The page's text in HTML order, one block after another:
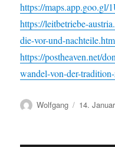
https://
https://leitbetriebe-
die-vor-und-
https://postheaven.net/
wandel-von-der-
Autor
Wolfgang 14.